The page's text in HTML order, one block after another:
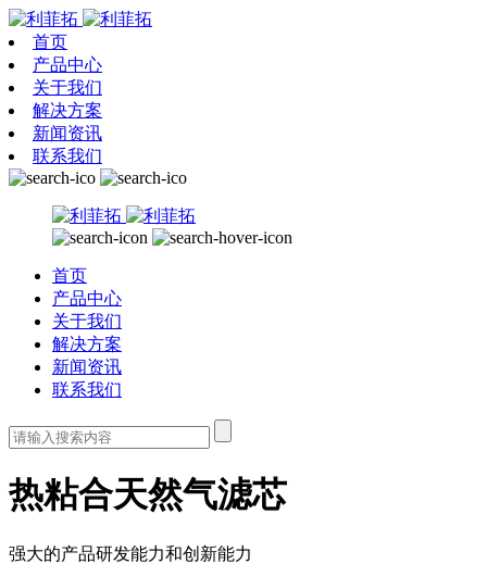
首页
产品中心
关于我们
解决方案
新闻资讯
联系我们
首页
产品中心
关于我们
解决方案
新闻资讯
联系我们
热粘合天然气滤芯
强大的产品研发能力和创新能力